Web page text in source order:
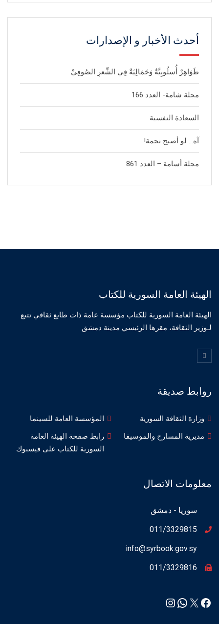
أحدث الأخبار و الإصدارات
ظَوَاهِرٌ أُسلُوبِيَّةٌ وَجَمَالِيَةٌ فِي الشِّعرِ الصُوفِيْ
مجلة شامة- العدد 166
السعادة النفسية
آه… لو أصبح نجمة!
مجلة أسامة – العدد 861
الهيئة العامة السورية للكتاب
الهيئة العامة السورية للكتاب مؤسسة عامة ذات طابع ثقافي تتبع
لـوزير الثقافة، مقرها الرئيسي مدينة دمشق
روابط صديقة
وزارة الثقافة السورية
المؤسسة العامة للسينما
مديرية المسارح والموسيقا
رابط صفحة الهيئة العامة
السورية للكتاب على فيسبوك
معلومات الاتصال
سوريا - دمشق
011/3329815
info@syrbook.gov.sy
011/3329816
Facebook
X
WhatsApp